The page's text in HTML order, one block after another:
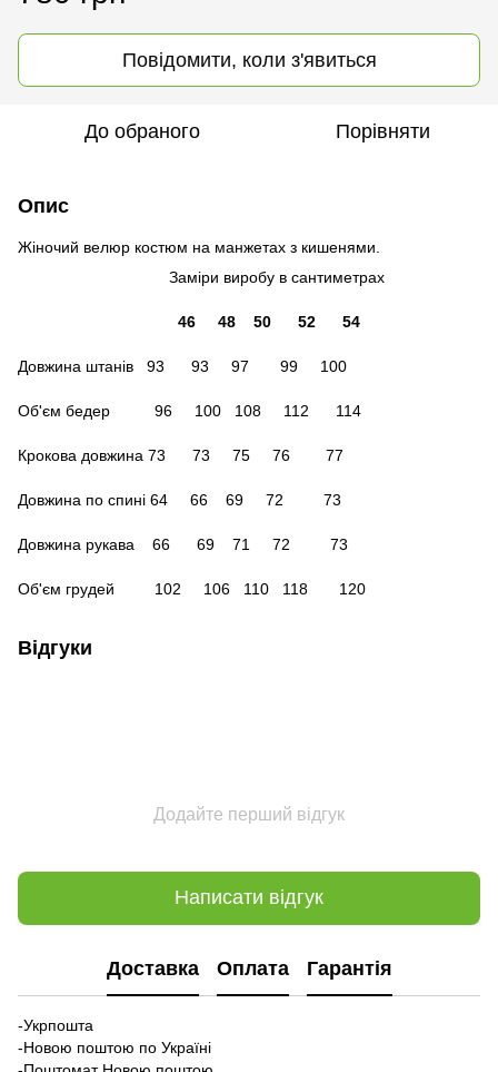
Повідомити, коли з'явиться
До обраного Порівняти
Опис
Жіночий велюр костюм на манжетах з кишенями.
Заміри виробу в сантиметрах
46 48 50 52 54
Довжина штанів 93 93 97 99 100
Об'єм бедер 96 100 108 112 114
Крокова довжина 73 73 75 76 77
Довжина по спині 64 66 69 72 73
Довжина рукава 66 69 71 72 73
Об'єм грудей 102 106 110 118 120
Відгуки
Додайте перший відгук
Написати відгук
Доставка Оплата Гарантія
-Укрпошта
-Новою поштою по Україні